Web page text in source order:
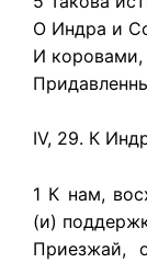
О Индра и
И
IV, 29. К
1 К нам,
(и)
Приезжай,